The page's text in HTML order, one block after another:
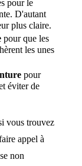
pour le
D'autant
plus claire.
pour que les
les unes
pour
éviter de
vous trouvez
appel à
non